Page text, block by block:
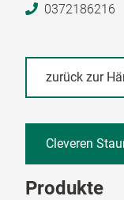
0372186216
zurück zur
Cleveren
Produkte